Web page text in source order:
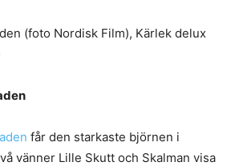
(foto Nordisk Film), Kärlek delux
får den starkaste björnen i
vänner Lille Skutt och Skalman visa